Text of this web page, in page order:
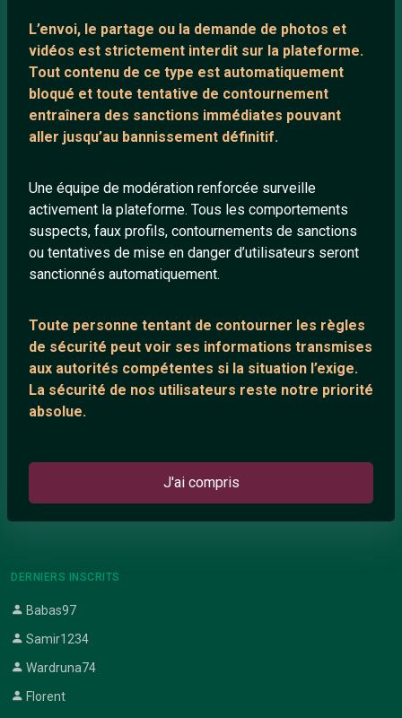
L’envoi, le partage ou la demande de photos et
vidéos est strictement interdit sur la plateforme.
Tout contenu de ce type est automatiquement
bloqué et toute tentative de contournement
entraînera des sanctions immédiates pouvant
aller jusqu’au bannissement définitif.
Une équipe de modération renforcée surveille
activement la plateforme. Tous les comportements
suspects, faux profils, contournements de sanctions
ou tentatives de mise en danger d’utilisateurs seront
sanctionnés automatiquement.
Toute personne tentant de contourner les règles
de sécurité peut voir ses informations transmises
aux autorités compétentes si la situation l’exige.
La sécurité de nos utilisateurs reste notre priorité
absolue.
J'ai compris
Protection mineurs
Blog
Salons de discussion
Communauté
Playlists YouTube
Nous contacter
ANNEXE
Support IRC
ARTICLES RÉCENTS
Témoignage de nathanaelle
DERNIERS INSCRITS
Babas97
Samir1234
Wardruna74
Florent